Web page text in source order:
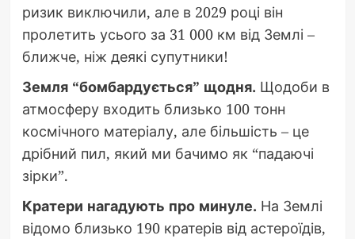
ризик виключили, але в 2029 році він
пролетить усього за 31 000 км від Землі –
ближче, ніж деякі супутники!
Земля “бомбардується” щодня. Щодоби в
атмосферу входить близько 100 тонн
космічного матеріалу, але більшість – це
дрібний пил, який ми бачимо як “падаючі
зірки”.
Кратери нагадують про минуле. На Землі
відомо близько 190 кратерів від астероїдів,